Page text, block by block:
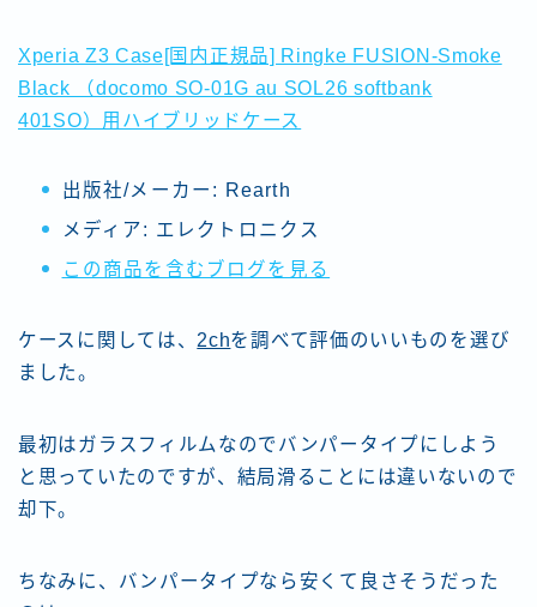
Xperia Z3 Case[国内正規品] Ringke FUSION-Smoke
Black （docomo SO-01G au SOL26 softbank
401SO）用ハイブリッドケース
出版社/メーカー: Rearth
メディア: エレクトロニクス
この商品を含むブログを見る
ケースに関しては、 2chを調べて評価のいいものを選び
ました。
最初はガラスフィルムなのでバンパータイプにしよう
と思っていたのですが、結局滑ることには違いないので
却下。
ちなみに、バンパータイプなら安くて良さそうだった